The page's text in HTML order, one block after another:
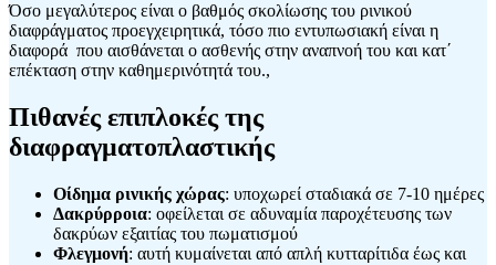
Όσο μεγαλύτερος είναι ο βαθμός σκολίωσης του ρινικού
διαφράγματος προεγχειρητικά, τόσο πιο εντυπωσιακή είναι η
διαφορά που αισθάνεται ο ασθενής στην αναπνοή του και κατ΄
επέκταση στην καθημερινότητά του.,
Πιθανές επιπλοκές της
διαφραγματοπλαστικής
Οίδημα ρινικής χώρας: υποχωρεί σταδιακά σε 7-10 ημέρες
Δακρύρροια: οφείλεται σε αδυναμία παροχέτευσης των
δακρύων εξαιτίας του πωματισμού
Φλεγμονή: αυτή κυμαίνεται από απλή κυτταρίτιδα έως και